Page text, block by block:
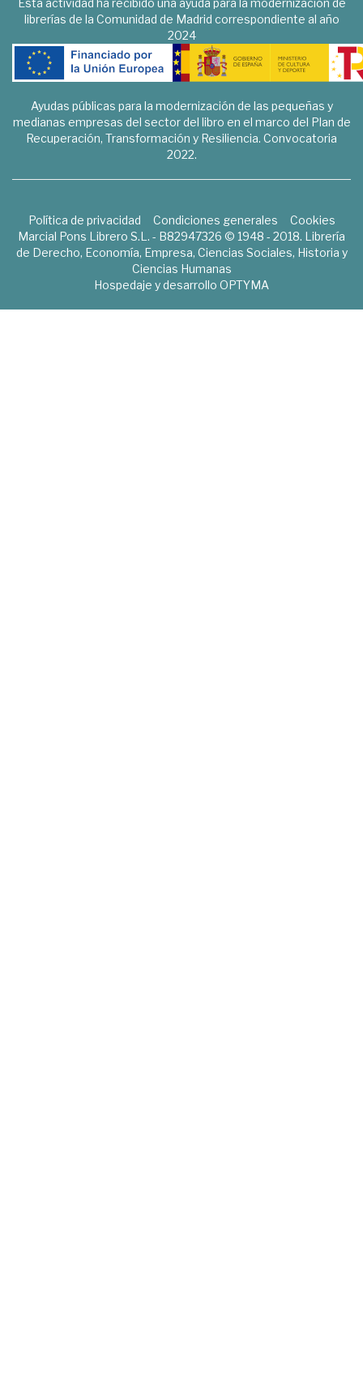
Esta actividad ha recibido una ayuda para la modernización de
librerías de la Comunidad de Madrid correspondiente al año
2024
Ayudas públicas para la modernización de las pequeñas y
medianas empresas del sector del libro en el marco del Plan de
Recuperación, Transformación y Resiliencia. Convocatoria
2022.
Política de privacidad Condiciones generales
Cookies
Marcial Pons Librero S.L. - B82947326 © 1948 - 2018. Librería
de Derecho, Economía, Empresa, Ciencias Sociales, Historia y
Ciencias Humanas
Hospedaje y desarrollo OPTYMA